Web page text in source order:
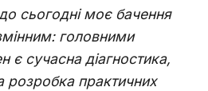
сьогодні моє бачення
головними
є сучасна діагностика,
розробка практичних